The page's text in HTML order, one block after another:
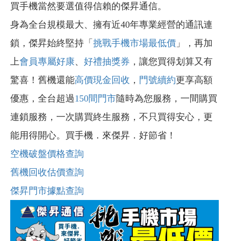
買手機當然要選值得信賴的傑昇通信。
身為全台規模最大、擁有近40年專業經營的通訊連
鎖，傑昇始終堅持「 挑戰手機市場最低價 」，再加
上會員專屬好康、 好禮抽獎券 ，讓您買得划算又有
驚喜！舊機還能高價現金回收 ， 門號續約更享高額
優惠，全台超過150間門市隨時為您服務，一間購買
連鎖服務，一次購買終生服務，不只買得安心，更
能用得開心。買手機．來傑昇．好節省！
空機破盤價格查詢
舊機回收估價查詢
傑昇門市據點查詢